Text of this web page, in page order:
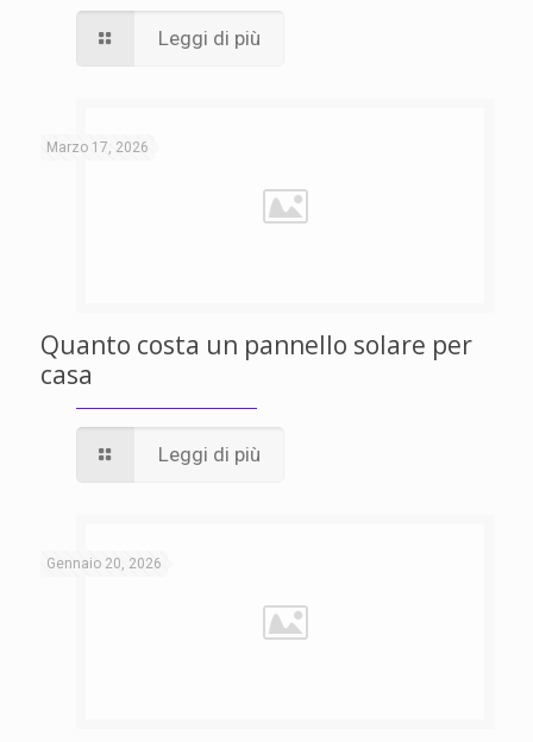
Leggi di più
Marzo 17, 2026
Quanto costa un pannello solare per
casa
Leggi di più
Gennaio 20, 2026